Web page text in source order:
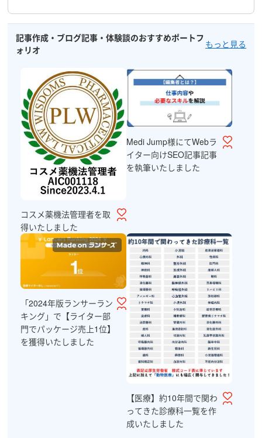
記事作成・ブログ記事・体験談のおすすめポートフ
ォリオ
もっと見る
コスメ薬機法管理者を取
得いたしました
Medi Jump様にてWebラ
イター向けSEO記事記事
を執筆いたしました
「2024年版ランサーラン
キング」で【ライター部
門でパッケージ売上1位】
を獲得いたしました
【医療】約10年間で関わ
ってきた診療科一覧を作
成いたしました